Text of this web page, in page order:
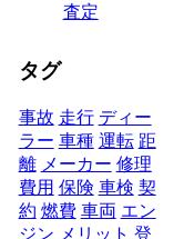
査定
タグ
事故 走行 ディー
ラー 車種 運転 距
離 メーカー 修理
費用 保険 車検 契
約 燃費 車両 エン
ジン メリット 登